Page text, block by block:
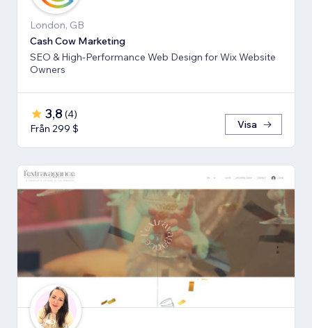
London, GB
Cash Cow Marketing
SEO & High-Performance Web Design for Wix Website
Owners
3,8 (4)
Från 299 $
Visa